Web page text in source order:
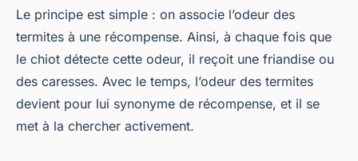
Le principe est simple : on associe l’odeur des
termites à une récompense. Ainsi, à chaque fois que
le chiot détecte cette odeur, il reçoit une friandise ou
des caresses. Avec le temps, l’odeur des termites
devient pour lui synonyme de récompense, et il se
met à la chercher activement.